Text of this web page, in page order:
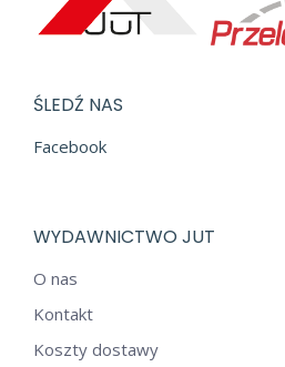
ŚLEDŹ NAS
Facebook
WYDAWNICTWO JUT
O nas
Kontakt
Koszty dostawy